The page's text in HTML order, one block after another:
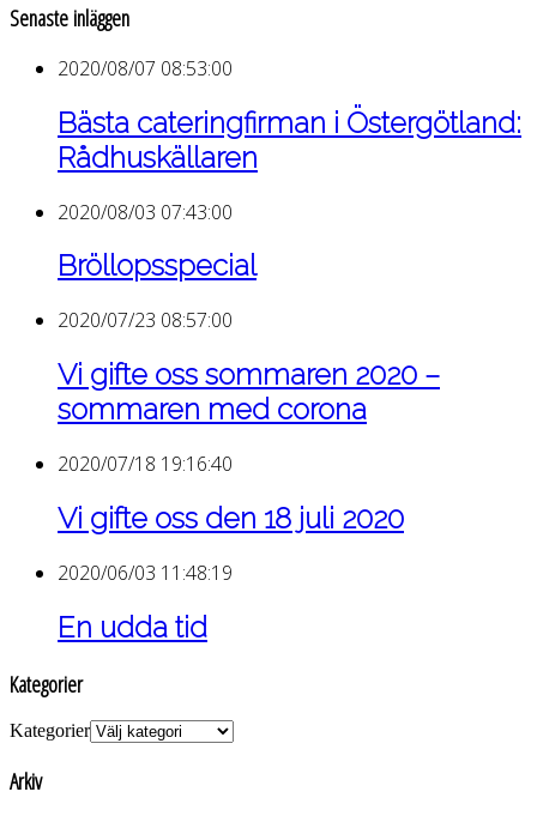
Senaste inläggen
2020/08/07 08:53:00
Bästa cateringfirman i Östergötland:
Rådhuskällaren
2020/08/03 07:43:00
Bröllopsspecial
2020/07/23 08:57:00
Vi gifte oss sommaren 2020 –
sommaren med corona
2020/07/18 19:16:40
Vi gifte oss den 18 juli 2020
2020/06/03 11:48:19
En udda tid
Kategorier
Kategorier
Arkiv